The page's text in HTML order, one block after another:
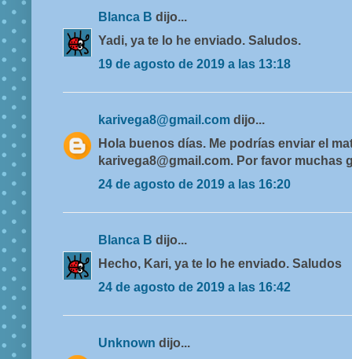
Blanca B dijo...
Yadi, ya te lo he enviado. Saludos.
19 de agosto de 2019 a las 13:18
karivega8@gmail.com dijo...
Hola buenos días. Me podrías enviar el
karivega8@gmail.com. Por favor muchas
24 de agosto de 2019 a las 16:20
Blanca B dijo...
Hecho, Kari, ya te lo he enviado. Saludos
24 de agosto de 2019 a las 16:42
Unknown dijo...